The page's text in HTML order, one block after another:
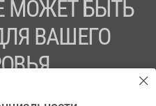
МОЖЕТ БЫТЬ
ВАШЕГО
ПРЕПАРАТА